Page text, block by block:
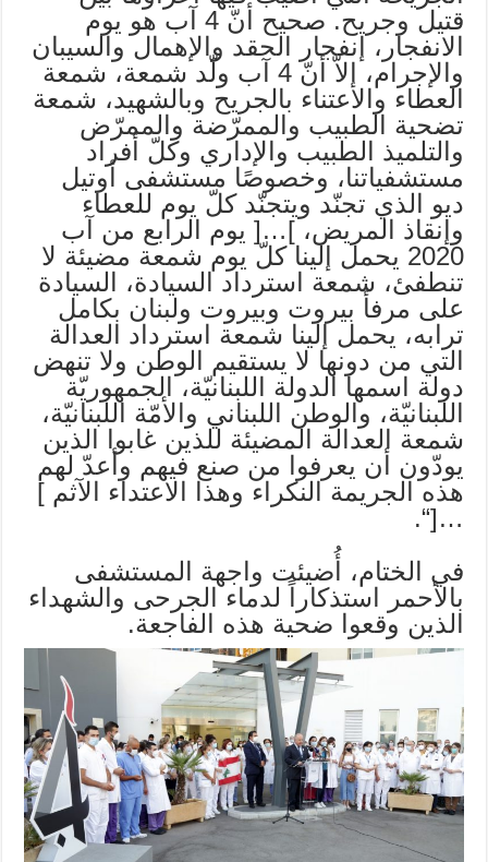
قتيل وجريح. صحيح أنّ 4 آب هو يوم
الانفجار، إنفجار الحقد والإهمال والسيبان
والإجرام، إلاّ أنّ 4 آب ولّد شمعة، شمعة
العطاء والاعتناء بالجريح وبالشهيد، شمعة
تضحية الطبيب والممرّضة والممرّض
والتلميذ الطبيب والإداري وكلّ أفراد
مستشفياتنا، وخصوصًا مستشفى أوتيل
ديو الذي تجنّد ويتجنّد كلّ يوم للعطاء
وإنقاذ المريض، ]…[ يوم الرابع من آب
2020 يحمل إلينا كلّ يوم شمعة مضيئة لا
تنطفئ، شمعة استرداد السيادة، السيادة
على مرفأ بيروت وبيروت ولبنان بكامل
ترابه، يحمل إلينا شمعة استرداد العدالة
التي من دونها لا يستقيم الوطن ولا تنهض
دولة اسمها الدولة اللبنانيّة، الجمهوريّة
اللبنانيّة، والوطن اللبناني والأمّة اللبنانيّة،
شمعة العدالة المضيئة للذين غابوا الذين
يودّون أن يعرفوا من صنع فيهم وأعدّ لهم
هذه الجريمة النكراء وهذا الاعتداء الآثم ]
…[“.
في الختام، أُضيئت واجهة المستشفى
بالأحمر استذكاراً لدماء الجرحى والشهداء
الذين وقعوا ضحية هذه الفاجعة.